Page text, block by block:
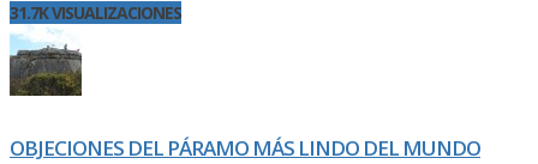
31.7K VISUALIZACIONES
OBJECIONES DEL PÁRAMO MÁS LINDO DEL MUNDO